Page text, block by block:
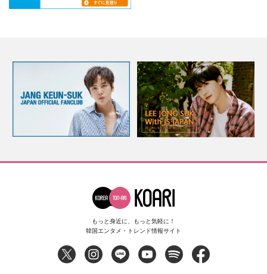
もっと身近に、もっと気軽に！
韓国エンタメ・トレンド情報サイト